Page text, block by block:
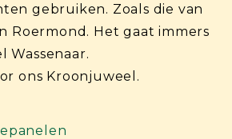
gebruiken. Zoals die van
Roermond. Het gaat immers
Wassenaar.
ons Kroonjuweel.